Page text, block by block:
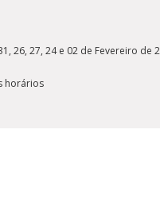
26, 27, 24 e 02 de Fevereiro de
horários